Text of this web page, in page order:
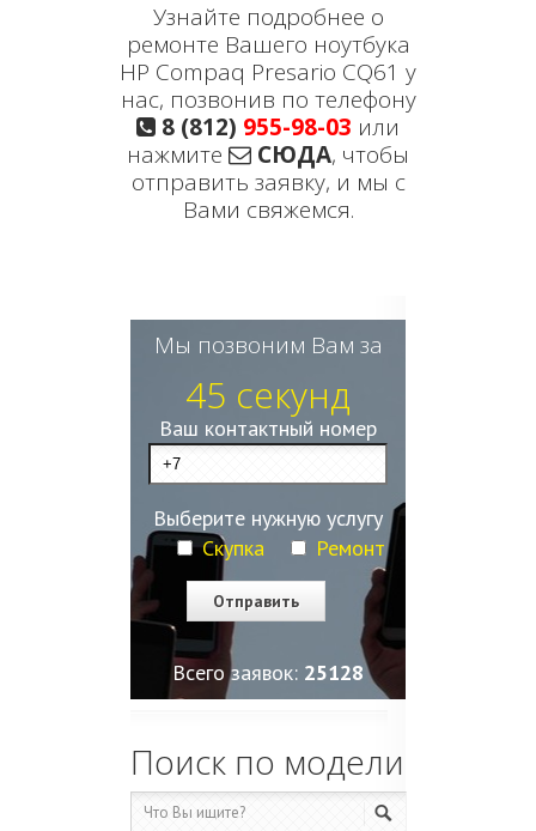
Узнайте подробнее о
ремонте Вашего ноутбука
HP Compaq Presario CQ61 у
нас, позвонив по телефону
8 (812) 955-98-03 или
нажмите
СЮДА, чтобы
отправить заявку, и мы с
Вами свяжемся.
Мы позвоним Вам за
45 секунд
Ваш контактный номер
Выберите нужную услугу
Скупка
Ремонт
Всего заявок: 25128
Поиск по модели